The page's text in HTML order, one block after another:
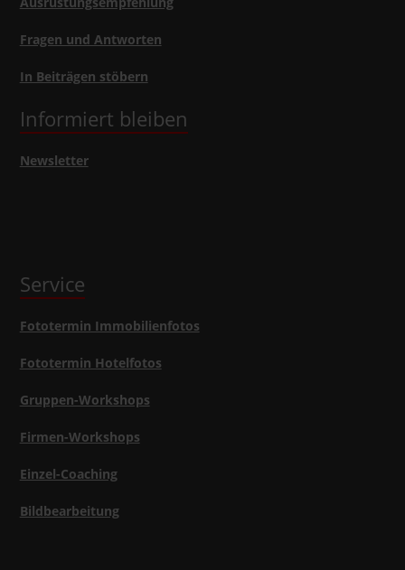
Fragen und Antworten
In Beiträgen stöbern
Informiert bleiben
Newsletter
Service
Fototermin Immobilienfotos
Fototermin Hotelfotos
Gruppen-Workshops
Firmen-Workshops
Einzel-Coaching
Bildbearbeitung